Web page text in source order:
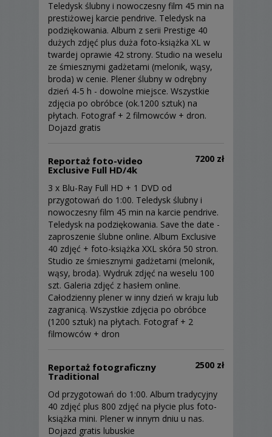
Dniu zarówno poprzez fotografię jak i film,
który jest naszą perełką :).
Jesteśmy zaszczyceni faktem, że
powierzacie nam to odpowiedzialne zadanie.
Dziękujemy za możliwość uczestniczenia w
misji grawerowania Waszych wspomnień na
zdjęciach i filmie.
„Aparat fotograficzny jest dla artysty
podobny do skrzypiec. Tylko artysta
jest w stanie tworzyć sztukę nie
„Fotografować to znaczy wstrzymać
oddech, uruchamiając wszystkie nasze
zdolności w obliczu ulotnej
rzeczywistości.” – Henry Cartier-
Bresson
Teledysk ślubny i nowoczesny film 45 min na
prestiżowej karcie pendrive. Teledysk na
podziękowania. Album z serii Prestige 40
dużych zdjęć plus duża foto-książka XL w
twardej oprawie 42 strony. Studio na weselu
ze śmiesznymi gadżetami (melonik, wąsy,
broda) w cenie. Plener ślubny w odrębny
dzień 4-5 h - dowolne miejsce. Wszystkie
zdjęcia po obróbce (ok.1200 sztuk) na
płytach. Fotograf + 2 filmowców + dron.
Dojazd gratis
Reportaż foto-video
Exclusive Full HD/4k
7200 zł
3 x Blu-Ray Full HD + 1 DVD od
przygotowań do 1:00. Teledysk ślubny i
nowoczesny film 45 min na karcie pendrive.
Teledysk na podziękowania. Save the date -
zaproszenie ślubne online. Album Exclusive
40 zdjęć + foto-książka XXL skóra 50 stron.
Studio ze śmiesznymi gadżetami (melonik,
wąsy, broda). Wydruk zdjęć na weselu 100
szt. Galeria zdjęć z hasłem online.
Całodzienny plener w inny dzień w kraju lub
zagranicą. Wszystkie zdjęcia po obróbce
(1200 sztuk) na płytach. Fotograf + 2
filmowców + dron
Reportaż fotograficzny
Traditional
2500 zł
Od przygotowań do 1:00. Album tradycyjny
40 zdjęć plus 800 zdjęć na płycie plus foto-
książka mini. Plener w innym dniu u nas.
Dojazd gratis lubuskie